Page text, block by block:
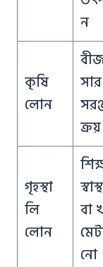
ন
কৃষি
লোন
ক্রয়
গৃহস্থা
লি
লোন
বা
নো